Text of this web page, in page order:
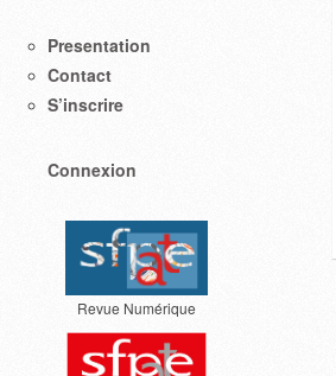
Presentation
Contact
S’inscrire
Connexion
Revue Numérique